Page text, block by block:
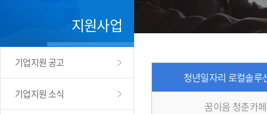
지원사업
기업지원 공고
기업지원 소식
청년일자리 로컬솔루
꿈이음 청춘카